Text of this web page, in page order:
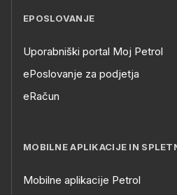
EPOSLOVANJE
Uporabniški portal Moj Petrol
ePoslovanje za podjetja
eRačun
MOBILNE APLIKACIJE IN
Mobilne aplikacije Petrol